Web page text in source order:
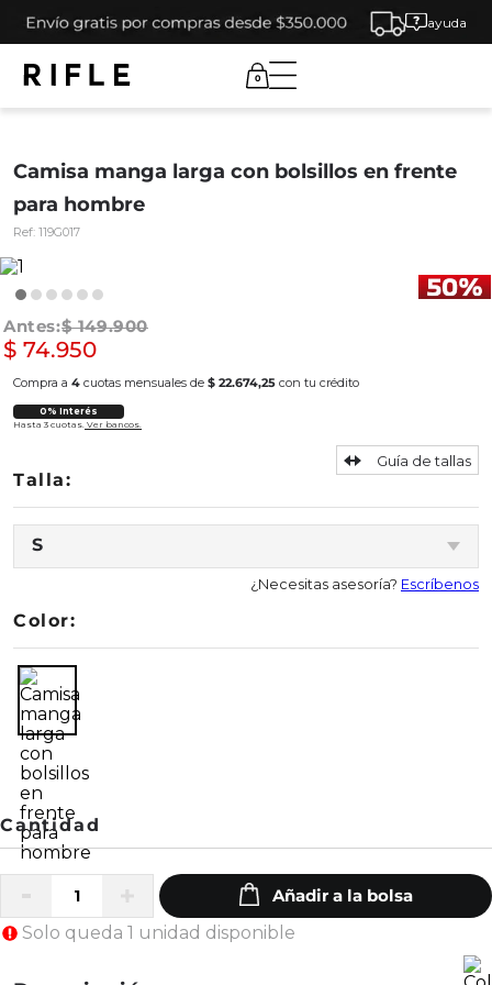
ayuda
0
Camisa manga larga con bolsillos en frente
para hombre
Ref: 119G017
$ 149.900
$ 74.950
Compra a 4 cuotas mensuales de $ 22.674,25 con tu crédito
0% Interés
Hasta 3 cuotas. Ver bancos.
S
Guía de tallas
¿Necesitas asesoría? Escríbenos
Color:
Solo queda 1 unidad disponible